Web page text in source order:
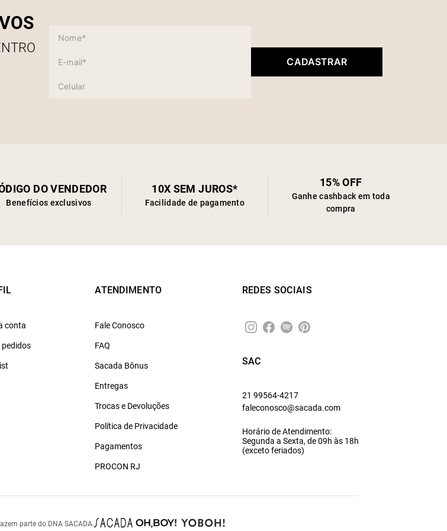
CADASTRAR
DO VENDEDOR
Benefícios exclusivos
10X SEM JUROS*
Facilidade de pagamento
15% OFF
Ganhe cashback em toda
compra
conta
pedidos
ATENDIMENTO
Fale Conosco
FAQ
Sacada Bônus
Entregas
Trocas e Devoluções
Política de Privacidade
Pagamentos
PROCON RJ
REDES SOCIAIS
SAC
21 99564-4217
faleconosco@sacada.com
Horário de Atendimento:
Segunda a Sexta, de 09h às 18h
(exceto feriados)
parte do DNA SACADA.